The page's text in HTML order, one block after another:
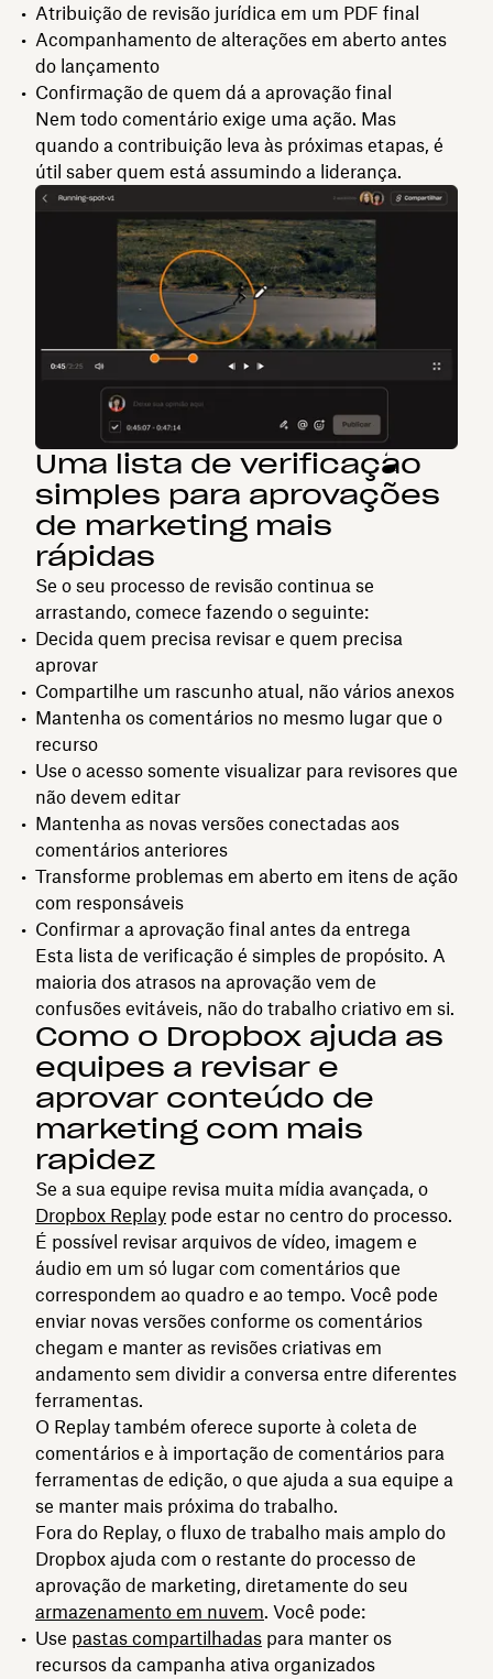
Atribuição de revisão jurídica em um PDF final
Acompanhamento de alterações em aberto antes
do lançamento
Confirmação de quem dá a aprovação final
Nem todo comentário exige uma ação. Mas
quando a contribuição leva às próximas etapas, é
útil saber quem está assumindo a liderança.
Uma lista de verificação
simples para aprovações
de marketing mais
rápidas
Se o seu processo de revisão continua se
arrastando, comece fazendo o seguinte:
Decida quem precisa revisar e quem precisa
aprovar
Compartilhe um rascunho atual, não vários anexos
Mantenha os comentários no mesmo lugar que o
recurso
Use o acesso somente visualizar para revisores que
não devem editar
Mantenha as novas versões conectadas aos
comentários anteriores
Transforme problemas em aberto em itens de ação
com responsáveis
Confirmar a aprovação final antes da entrega
Esta lista de verificação é simples de propósito. A
maioria dos atrasos na aprovação vem de
confusões evitáveis, não do trabalho criativo em si.
Como o Dropbox ajuda as
equipes a revisar e
aprovar conteúdo de
marketing com mais
rapidez
Se a sua equipe revisa muita mídia avançada, o
Dropbox Replay pode estar no centro do processo.
É possível revisar arquivos de vídeo, imagem e
áudio em um só lugar com comentários que
correspondem ao quadro e ao tempo. Você pode
enviar novas versões conforme os comentários
chegam e manter as revisões criativas em
andamento sem dividir a conversa entre diferentes
ferramentas.
O Replay também oferece suporte à coleta de
comentários e à importação de comentários para
ferramentas de edição, o que ajuda a sua equipe a
se manter mais próxima do trabalho.
Fora do Replay, o fluxo de trabalho mais amplo do
Dropbox ajuda com o restante do processo de
aprovação de marketing, diretamente do seu
armazenamento em nuvem. Você pode:
Use pastas compartilhadas para manter os
recursos da campanha ativa organizados